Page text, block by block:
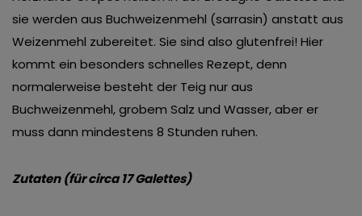
sie werden aus Buchweizenmehl (sarrasin) anstatt aus
Weizenmehl zubereitet. Sie sind also glutenfrei! Hier
kommt ein besonders schnelles Rezept, denn
normalerweise besteht der Teig nur aus
Buchweizenmehl, grobem Salz und Wasser, aber er
muss dann mindestens 8 Stunden ruhen.
Zutaten (für circa 17 Galettes)